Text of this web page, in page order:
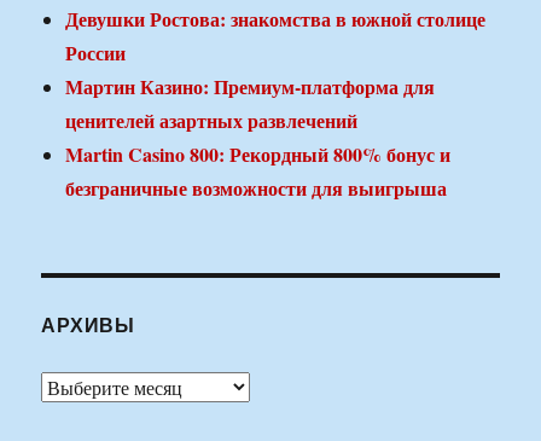
Девушки Ростова: знакомства в южной столице
России
Мартин Казино: Премиум-платформа для
ценителей азартных развлечений
Martin Casino 800: Рекордный 800% бонус и
безграничные возможности для выигрыша
АРХИВЫ
Архивы